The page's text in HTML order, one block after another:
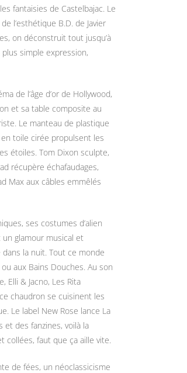
fantaisies de Castelbajac. Le
l’esthétique B.D. de Javier
on déconstruit tout jusqu’à
simple expression,
de l’âge d’or de Hollywood,
et sa table composite au
Le manteau de plastique
toile cirée propulsent les
étoiles. Tom Dixon sculpte,
récupère échafaudages,
Max aux câbles emmêlés
ses costumes d’alien
un glamour musical et
la nuit. Tout ce monde
aux Bains Douches. Au son
Elli & Jacno, Les Rita
chaudron se cuisinent les
Le label New Rose lance La
et des fanzines, voilà la
collées, faut que ça aille vite.
de fées, un néoclassicisme